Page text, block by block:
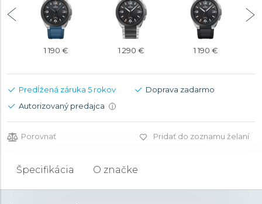
1 190 € 1 290 € 1 190 €
Predĺžená záruka 5 rokov
Doprava zadarmo
Autorizovaný predajca
i
Porovnať Pridať do zoznamu želaní
Špecifikácia O značke